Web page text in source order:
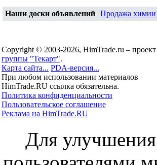
Наши доски объявлений Продажа
Copyright © 2003-2026, HimTrade.ru – проект
группы "Текарт".
Карта сайта... PDA-версия...
При любом использовании материалов
HimTrade.RU ссылка обязательна.
Политика конфиденциальности
Пользовательское соглашение
Реклама на HimTrade.RU
Для улучшения